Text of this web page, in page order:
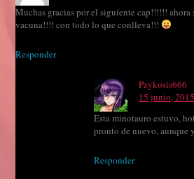
Muchas gracias por el siguiente cap!!!!!! ahora
vacuna!!!! con todo lo que conlleva!!!
Responder
Pzykosis666
15 junio,
Esta minotauro estuvo,
pronto de nuevo, aunque
Responder